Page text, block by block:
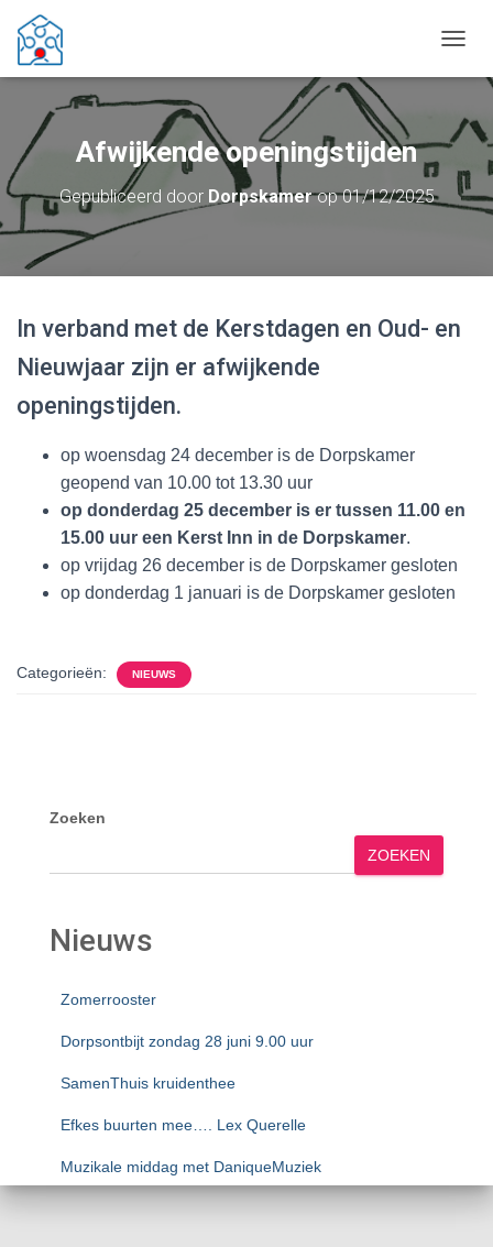
O
G
L
N
A
I
Afwijkende openingstijden
Gepubliceerd door Dorpskamerop01/12/2025
In verband met de Kerstdagen en Oud- en
Nieuwjaar zijn er afwijkende
openingstijden.
op woensdag 24 december is de Dorpskamer
geopend van 10.00 tot 13.30 uur
op donderdag 25 december is er tussen 11.00 en
15.00 uur een Kerst Inn in de Dorpskamer.
op vrijdag 26 december is de Dorpskamer gesloten
op donderdag 1 januari is de Dorpskamer gesloten
Categorieën: NIEUWS
Zoeken
ZOEKEN
Nieuws
Zomerrooster
Dorpsontbijt zondag 28 juni 9.00 uur
SamenThuis kruidenthee
Efkes buurten mee…. Lex Querelle
Muzikale middag met DaniqueMuziek